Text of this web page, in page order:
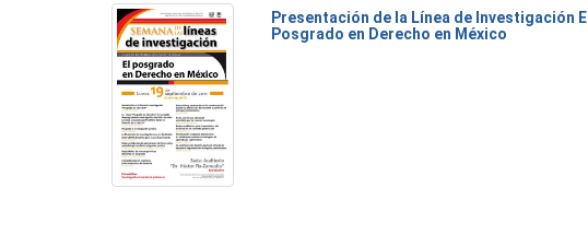
Presentación de la Línea de Investigación El
Posgrado en Derecho en México